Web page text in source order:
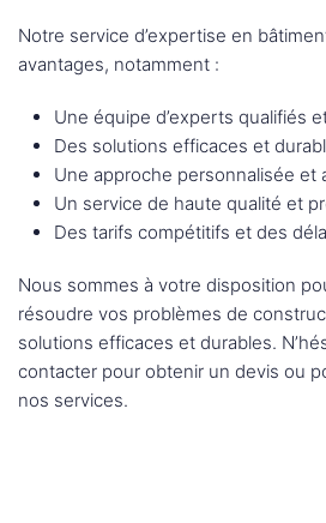
Notre service d’expertise en
avantages, notamment :
Une équipe d’experts qualifiés
Des solutions efficaces et
Une approche personnalisée et
Un service de haute qualité et
Des tarifs compétitifs et des
Nous sommes à votre disposition
résoudre vos problèmes de
solutions efficaces et durables.
contacter pour obtenir un devis ou
nos services.